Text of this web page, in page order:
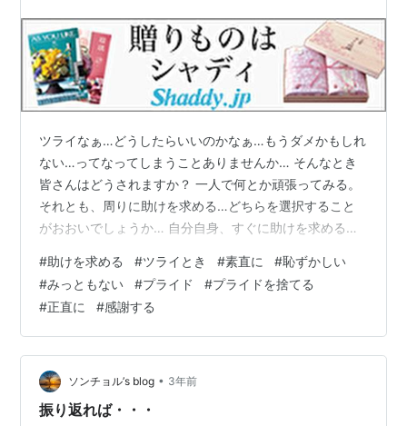
ツライなぁ…どうしたらいいのかなぁ…もうダメかもしれ
ない…ってなってしまうことありませんか… そんなとき
皆さんはどうされますか？ 一人で何とか頑張ってみる。
それとも、周りに助けを求める…どちらを選択すること
がおおいでしょうか… 自分自身、すぐに助けを求めるこ
らないって分かっているのに、「なんか恥ずかしい…」
とか「みっともない…」みたいな感情が心の中で湧いて
きてしまうから… でもこれって、カッコつけているだけ
ですよね…自分が弱いことを認めたくない…弱いって思わ
れたくない…っていう変なプライドを捨てきれていない
から、意固地になんとか自分でしてみよ…
#助けを求める #ツライとき #素直に #恥ずかしい
#みっともない #プライド #プライドを捨てる
#正直に #感謝する
ソンチョル’s blog • 3年前
振り返れば・・・